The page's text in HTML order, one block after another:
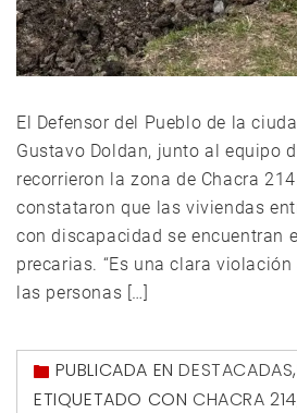
El Defensor del Pueblo de la
Gustavo Doldan, junto al equipo
recorrieron la zona de Chacra
constataron que las viviendas
con discapacidad se encuentran
precarias. “Es una clara
las personas […]
PUBLICADA ENDESTACADAS,
ETIQUETADO CON CHACRA 214